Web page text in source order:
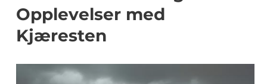
Opplevelser med
Kjæresten